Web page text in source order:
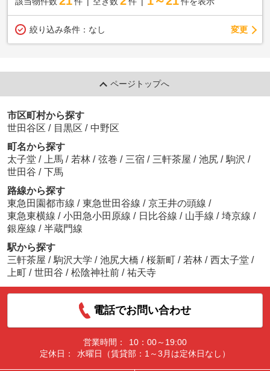
絞り込み条件： なし 変更
ページトップへ
市区町村から探す
世田谷区 / 目黒区 / 中野区
町名から探す
太子堂 / 上馬 / 若林 / 弦巻 / 三宿 / 三軒茶屋 / 池尻 / 駒沢 /
世田谷 / 下馬
路線から探す
東急田園都市線 / 東急世田谷線 / 京王井の頭線 /
東急東横線 / 小田急小田原線 / 日比谷線 / 山手線 / 埼京線 /
銀座線 / 半蔵門線
駅から探す
三軒茶屋 / 駒沢大学 / 池尻大橋 / 桜新町 / 若林 / 西太子堂 /
上町 / 世田谷 / 松陰神社前 / 祐天寺
電話でお問い合わせ
営業時間：
10：00～19:00
定休日：
水曜日（賃貸部：1～3月は定休日なし）